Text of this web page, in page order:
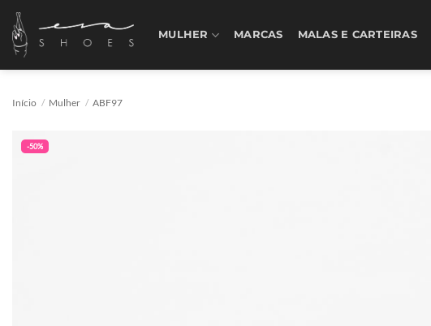
Skip
content
MULHER MARCAS MALAS E CARTEIRAS
Início / Mulher / ABF97
-50%